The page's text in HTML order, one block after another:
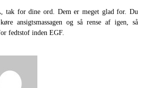
tak for dine ord. Dem er meget glad for. Du
ansigtsmassagen og så rense af igen, så
fedtstof inden EGF.